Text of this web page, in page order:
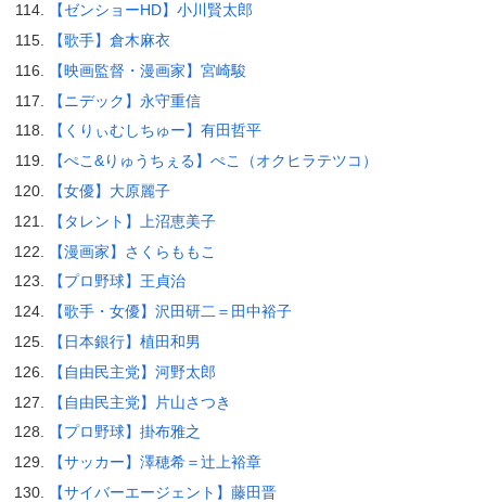
【ゼンショーHD】小川賢太郎
【歌手】倉木麻衣
【映画監督・漫画家】宮崎駿
【ニデック】永守重信
【くりぃむしちゅー】有田哲平
【ぺこ&りゅうちぇる】ぺこ（オクヒラテツコ）
【女優】大原麗子
【タレント】上沼恵美子
【漫画家】さくらももこ
【プロ野球】王貞治
【歌手・女優】沢田研二＝田中裕子
【日本銀行】植田和男
【自由民主党】河野太郎
【自由民主党】片山さつき
【プロ野球】掛布雅之
【サッカー】澤穂希＝辻上裕章
【サイバーエージェント】藤田晋